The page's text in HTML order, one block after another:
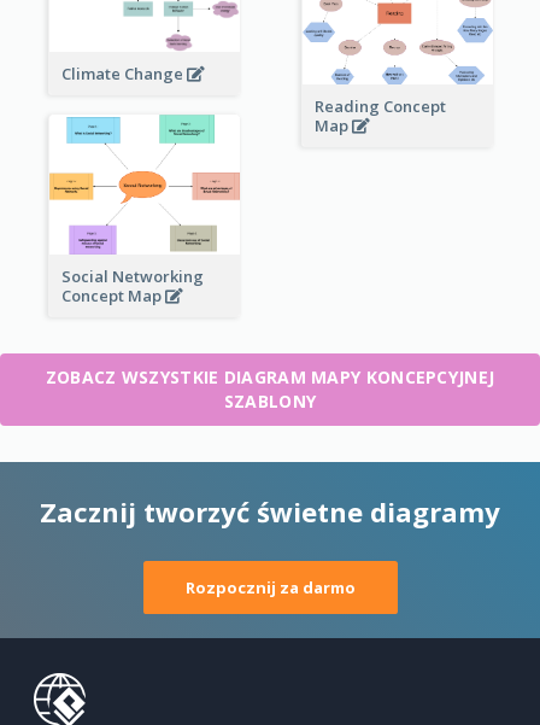
Climate Change
Reading Concept
Map
Social Networking
Concept Map
ZOBACZ WSZYSTKIE DIAGRAM MAPY KONCEPCYJNEJ
SZABLONY
Zacznij tworzyć świetne diagramy
Rozpocznij za darmo